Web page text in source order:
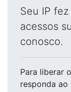
Seu IP
acessos
conosco.
Para liberar
responda